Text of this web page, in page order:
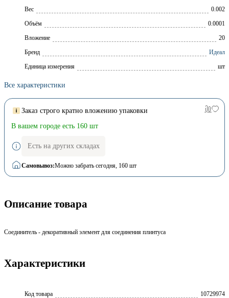
Вес
0.002
Объём
0.0001
Вложение
20
Брeнд
Идеал
Единица измерения
шт
Все характеристики
Заказ строго кратно вложению упаковки
В вашем городе есть 160 шт
Есть на других складах
Самовывоз:Можно забрать сегодня , 160 шт
Описание товара
Соединитель - декоративный элемент для соединения плинтуса
Характеристики
Код товара
10729974